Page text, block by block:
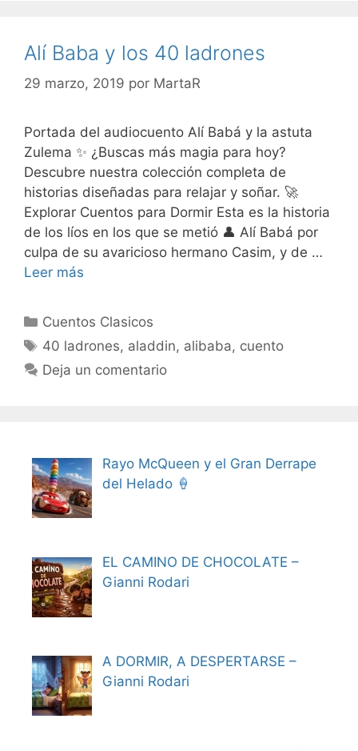
Alí Baba y los 40 ladrones
29 marzo, 2019 por MartaR
Portada del audiocuento Alí Babá y la astuta
Zulema ✨ ¿Buscas más magia para hoy?
Descubre nuestra colección completa de
historias diseñadas para relajar y soñar. 🚀
Explorar Cuentos para Dormir Esta es la historia
de los líos en los que se metió 👤 Alí Babá por
culpa de su avaricioso hermano Casim, y de …
Leer más
Categorías
Cuentos Clasicos
Etiquetas
40 ladrones, aladdin, alibaba, cuento
Deja un comentario
Rayo McQueen y el Gran Derrape
del Helado 🍦
EL CAMINO DE CHOCOLATE –
Gianni Rodari
A DORMIR, A DESPERTARSE –
Gianni Rodari